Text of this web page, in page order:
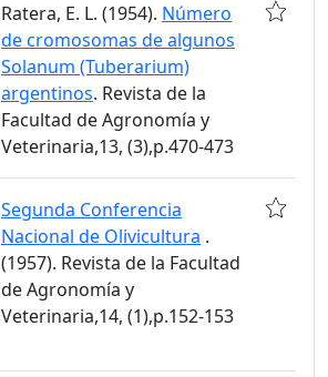
Ratera, E. L. (1954). Número
de cromosomas de algunos
Solanum (Tuberarium)
argentinos. Revista de la
Facultad de Agronomía y
Veterinaria,13, (3),p.470-473
Segunda Conferencia
Nacional de Olivicultura .
(1957). Revista de la Facultad
de Agronomía y
Veterinaria,14, (1),p.152-153